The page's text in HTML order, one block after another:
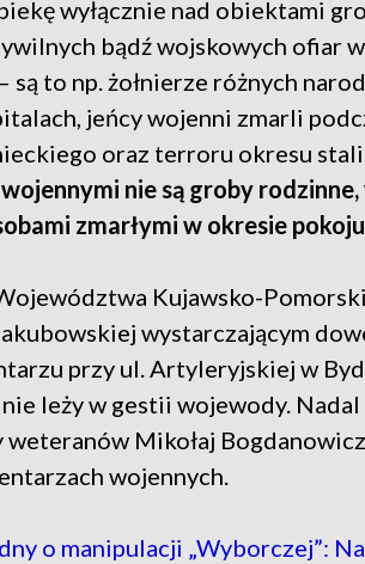
wyłącznie nad obiektami
bądź wojskowych ofiar
są to np. żołnierze różnych
jeńcy wojenni zmarli
oraz terroru okresu
nie są groby
zmarłymi w okresie
Kujawsko-
wystarczającym
przy ul. Artyleryjskiej w
leży w gestii wojewody.
weteranów Mikołaj
wojennych.
o manipulacji „Wyborczej”: